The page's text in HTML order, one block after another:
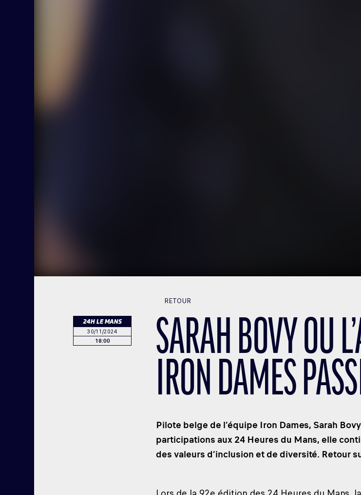
24H LE MANS
30/11/2024
18:00
RETOUR
SARAH BOVY OU
IRON DAMES
Pilote belge de l’équipe Iron Dames, Sarah
participations aux 24 Heures du Mans, elle
des valeurs d’inclusion et de diversité. Retour